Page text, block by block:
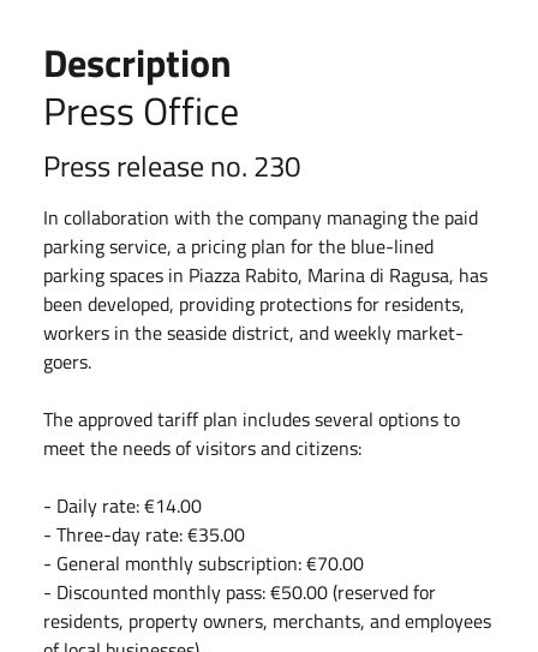
Description
Press Office
Press release no. 230
In collaboration with the company managing the paid
parking service, a pricing plan for the blue-lined
parking spaces in Piazza Rabito, Marina di Ragusa, has
been developed, providing protections for residents,
workers in the seaside district, and weekly market-
goers.
The approved tariff plan includes several options to
meet the needs of visitors and citizens:
- Daily rate: €14.00
- ⁠Three-day rate: €35.00
- ⁠General monthly subscription: €70.00
- Discounted monthly pass: €50.00 (reserved for
residents, property owners, merchants, and employees